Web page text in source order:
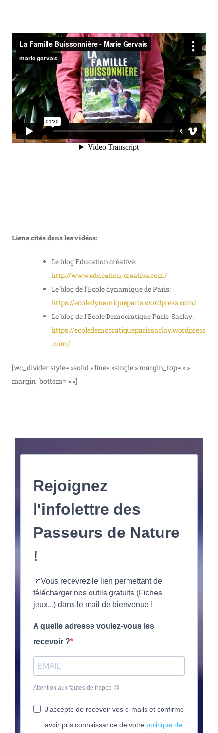
Liens cités dans les vidéos:
Le blog Education créative:
http://www.education-creative.com/
Le blog de l’Ecole dynamique de Paris:
https://ecoledynamiqueparis.wordpress.com/
Le blog de l’Ecole Democratique Paris-Saclay:
https://ecoledemocratiqueparissaclay.wordpress
.com/
[wc_divider style= »solid » line= »single » margin_top= » »
margin_bottom= » »]
Rejoignez
l'infolettre des
Passeurs de Nature
!
🌿Vous recevrez le lien permettant de
télécharger nos outils gratuits (Fiches
jeux...) dans le mail de bienvenue !
A quelle adresse voulez-vous les
recevoir ?
Attention aux fautes de frappe 😉
J'accepte de recevoir vos e-mails et confirme
avoir pris connaissance de votre politique de